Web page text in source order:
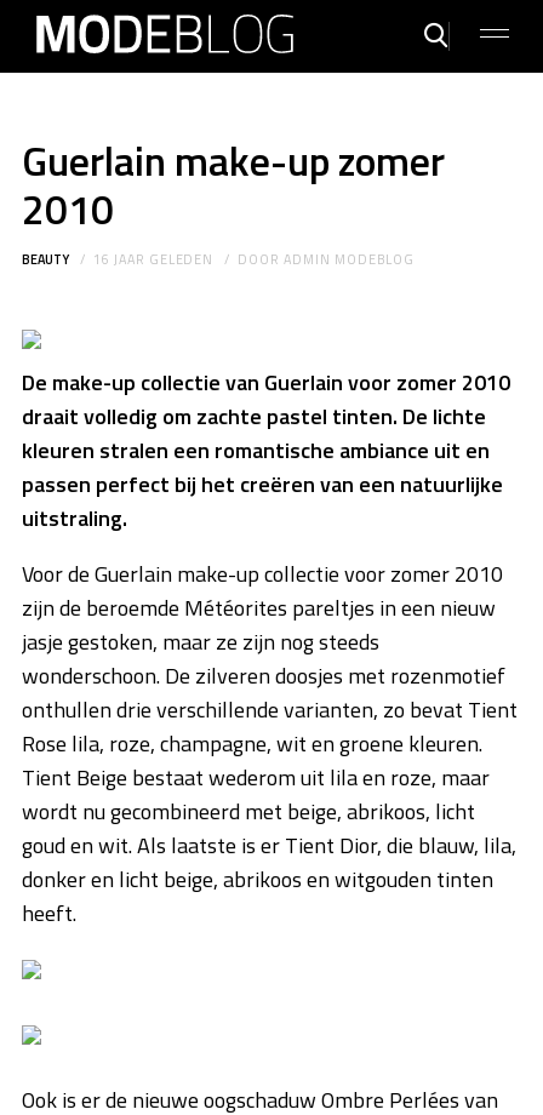
Guerlain make-up zomer
2010
BEAUTY 16 JAAR GELEDEN DOORADMIN MODEBLOG
De make-up collectie van Guerlain voor zomer 2010
draait volledig om zachte pastel tinten. De lichte
kleuren stralen een romantische ambiance uit en
passen perfect bij het creëren van een natuurlijke
uitstraling.
Voor de Guerlain make-up collectie voor zomer 2010
zijn de beroemde Météorites pareltjes in een nieuw
jasje gestoken, maar ze zijn nog steeds
wonderschoon. De zilveren doosjes met rozenmotief
onthullen drie verschillende varianten, zo bevat Tient
Rose lila, roze, champagne, wit en groene kleuren.
Tient Beige bestaat wederom uit lila en roze, maar
wordt nu gecombineerd met beige, abrikoos, licht
goud en wit. Als laatste is er Tient Dior, die blauw, lila,
donker en licht beige, abrikoos en witgouden tinten
heeft.
Ook is er de nieuwe oogschaduw Ombre Perlées van